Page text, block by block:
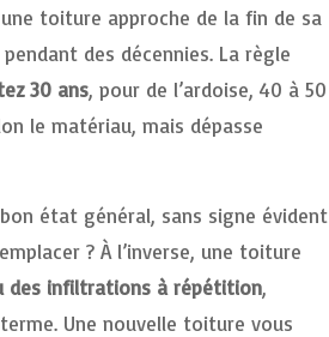
toiture approche de la fin de sa
des décennies. La règle
30 ans, pour de l’ardoise, 40 à 50
le matériau, mais dépasse
état général, sans signe évident
? À l’inverse, une toiture
des infiltrations à répétition,
Une nouvelle toiture vous